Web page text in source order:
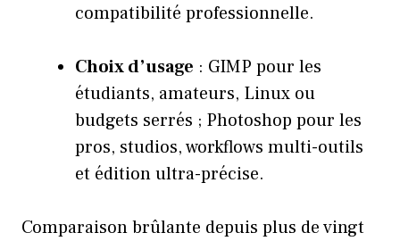
compatibilité professionnelle.
Choix d’usage : GIMP pour les
étudiants, amateurs, Linux ou
budgets serrés ; Photoshop pour les
pros, studios, workflows multi-outils
et édition ultra-précise.
Comparaison brûlante depuis plus de vingt